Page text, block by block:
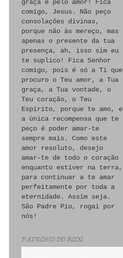
graça e pelo amor! Fica
comigo, Jesus. Não peço
consolações divinas,
porque não às mereço, mas
apenas o presente da tua
presença, ah, isso sim eu
te suplico! Fica Senhor
comigo, pois é só a Ti que
procuro o Teu amor, a Tua
graça, a Tua vontade, o
Teu coração, o Teu
Espírito, porque te amo, e
a única recompensa que te
peço é poder amar-te
sempre mais. Como este
amor resoluto, desejo
amar-te de todo o coração
enquanto estiver na terra,
para continuar a te amar
perfeitamente por toda a
eternidade. Assim seja.
São Padre Pio, rogai por
nós!
𝓟𝓐𝓣𝓡𝓞𝓝𝓞 𝓓𝓞 𝓑𝓛𝓞𝓖